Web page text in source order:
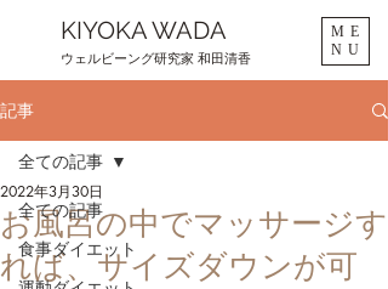
KIYOKA WADA
ウェルビーング研究家 和田清香
ME
NU
記事
全ての記事
食事ダイエット
全ての記事
お風呂の中でマッサージす
れば、サイズダウンが可
2022年3月30日